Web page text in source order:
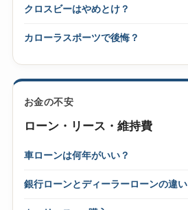
クロスビーはやめとけ？
カローラスポーツで後悔？
お金の不安
ローン・リース・維持費
車ローンは何年がいい？
銀行ローンとディーラーローンの違い